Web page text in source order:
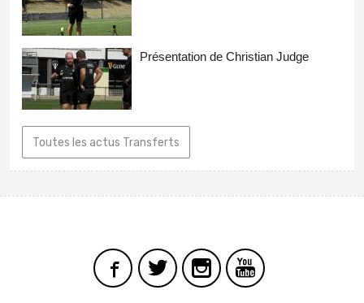
Présentation de Christian Judge
Toutes les actus Transferts